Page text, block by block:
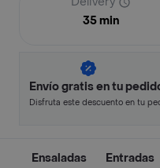
35 min
Envío gratis en tu
Disfruta este descuento en tu
Ensaladas Entradas